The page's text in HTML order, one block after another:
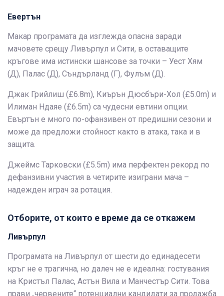
Евертън
Макар програмата да изглежда опасна заради
мачовете срещу Ливърпул и Сити, в оставащите
кръгове има истински шансове за точки – Уест Хям
(Д), Палас (Д), Съндърланд (Г), Фулъм (Д).
Джак Грийлиш (£6.8m), Киърън Дюсбъри-Хол (£5.0m) и
Илиман Ндаяе (£6.5m) са чудесни евтини опции.
Евъртън е много по-офанзивен от предишни сезони и
може да предложи стойност както в атака, така и в
защита.
Джеймс Тарковски (£5.5m) има перфектен рекорд по
дефанзивни участия в четирите изиграни мача –
надежден играч за ротация.
Отборите, от които е време да се откажем
Ливърпул
Програмата на Ливърпул от шести до единадесети
кръг не е трагична, но далеч не е идеална: гостувания
на Кристъл Палас, Астън Вила и Манчестър Сити. Това
прави „червените“ потенциални кандидати за продажба